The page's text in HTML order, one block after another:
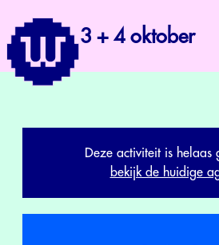
3 + 4 oktober
Deze activiteit is helaas
bekijk de huidige